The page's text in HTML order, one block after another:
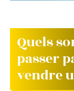
Quels
passer
vendre